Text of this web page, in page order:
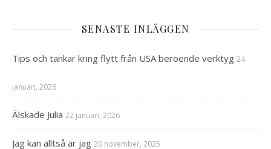
SENASTE INLÄGGEN
Tips och tankar kring flytt från USA beroende verktyg 24
januari, 2026
Älskade Julia 22 januari, 2026
Jag kan alltså är jag 20 november, 2025